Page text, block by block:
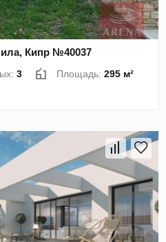
Кипр №40037
3 Площадь:295 м²